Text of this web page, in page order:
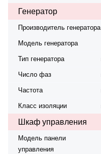
Генератор
Производитель генератора
Модель генератора
Тип генератора
Число фаз
Частота
Класс изоляции
Шкаф управления
Модель панели
управления